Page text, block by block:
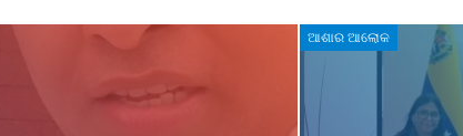
ଆଶାର ଆଲୋକ